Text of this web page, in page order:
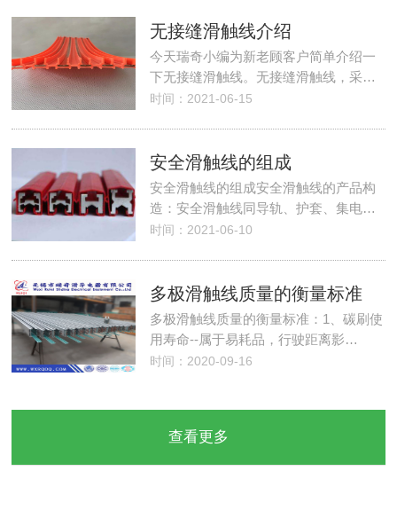
无接缝滑触线介绍
今天瑞奇小编为新老顾客户简单介绍一
下无接缝滑触线。无接缝滑触线，采…
时间：2021-06-15
安全滑触线的组成
安全滑触线的组成安全滑触线的产品构
造：安全滑触线同导轨、护套、集电…
时间：2021-06-10
多极滑触线质量的衡量标准
多极滑触线质量的衡量标准：1、碳刷使
用寿命--属于易耗品，行驶距离影…
时间：2020-09-16
查看更多